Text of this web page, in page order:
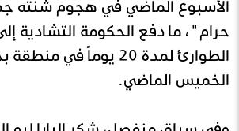
الأسبوع الماضي في هجوم شنته
حرام"، ما دفع الحكومة التشادية
الطوارئ لمدة 20 يوماً في
الخميس الماضي.